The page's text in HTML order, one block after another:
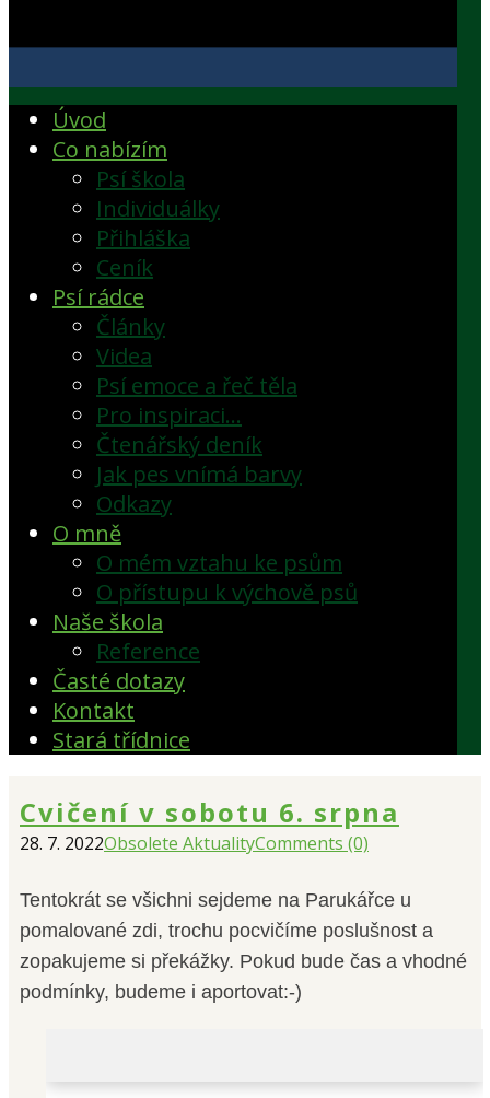
Úvod
Co nabízím
Psí škola
Individuálky
Přihláška
Ceník
Psí rádce
Články
Videa
Psí emoce a řeč těla
Pro inspiraci…
Čtenářský deník
Jak pes vnímá barvy
Odkazy
O mně
O mém vztahu ke psům
O přístupu k výchově psů
Naše škola
Reference
Časté dotazy
Kontakt
Stará třídnice
Cvičení v sobotu 6. srpna
28. 7. 2022Obsolete AktualityComments (0)
Tentokrát se všichni sejdeme na Parukářce u
pomalované zdi, trochu pocvičíme poslušnost a
zopakujeme si překážky. Pokud bude čas a vhodné
podmínky, budeme i aportovat:-)